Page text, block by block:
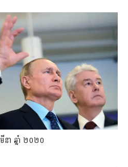
ា ឆ្នាំ ២០២០